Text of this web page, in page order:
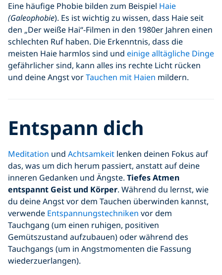
Eine häufige Phobie bilden zum Beispiel Haie
(Galeophobie). Es ist wichtig zu wissen, dass Haie seit
den „Der weiße Hai“-Filmen in den 1980er Jahren einen
schlechten Ruf haben. Die Erkenntnis, dass die
meisten Haie harmlos sind und einige alltägliche Dinge
gefährlicher sind, kann alles ins rechte Licht rücken
und deine Angst vorTauchen mit Haien mildern.
Entspann dich
Meditation und Achtsamkeit lenken deinen Fokus auf
das, was um dich herum passiert, anstatt auf deine
inneren Gedanken und Ängste. Tiefes Atmen
entspannt Geist und Körper. Während du lernst, wie
du deine Angst vor dem Tauchen überwinden kannst,
verwende Entspannungstechniken vor dem
Tauchgang (um einen ruhigen, positiven
Gemütszustand aufzubauen) oder während des
Tauchgangs (um in Angstmomenten die Fassung
wiederzuerlangen).